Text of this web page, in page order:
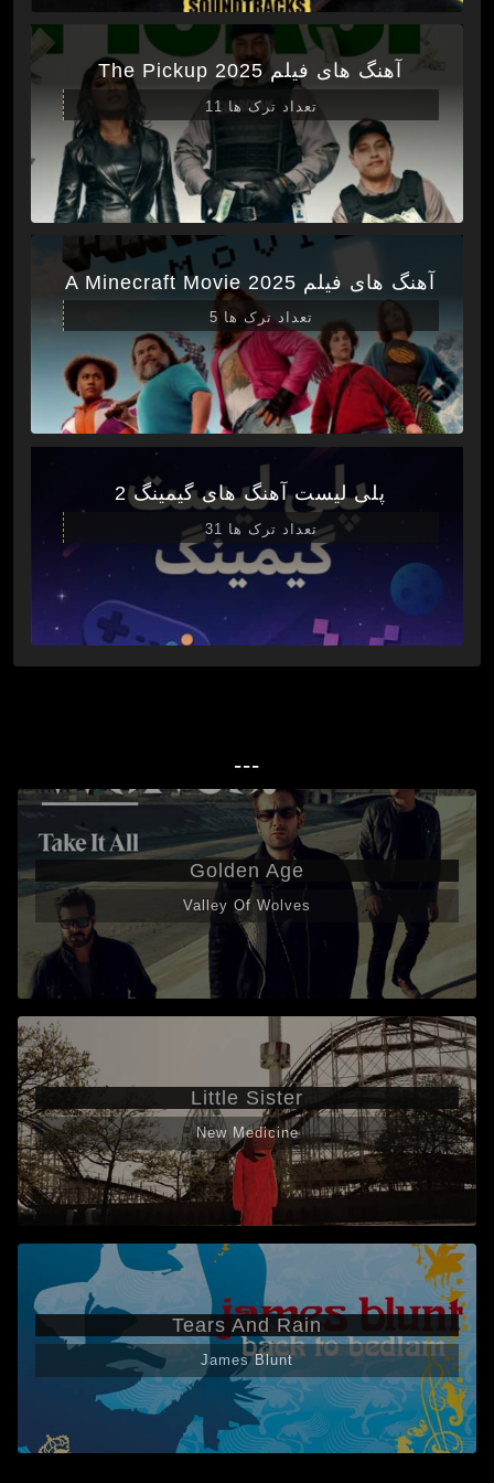
آهنگ های فیلم The Pickup 2025
تعداد ترک ها 11
آهنگ های فیلم A Minecraft Movie 2025
تعداد ترک ها 5
پلی لیست آهنگ های گیمینگ 2
تعداد ترک ها 31
---
Golden Age
Valley Of Wolves
Little Sister
New Medicine
Tears And Rain
James Blunt